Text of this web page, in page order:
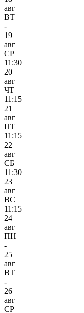
авг
ВТ
-
19
авг
СР
11:30
20
авг
ЧТ
11:15
21
авг
ПТ
11:15
22
авг
СБ
11:30
23
авг
ВС
11:15
24
авг
ПН
-
25
авг
ВТ
-
26
авг
СР